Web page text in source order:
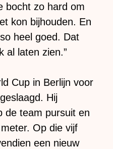
bocht zo hard om
kon bijhouden. En
heel goed. Dat
al laten zien.”
Cup in Berlijn voor
Hij
de team pursuit en
Op die vijf
een nieuw